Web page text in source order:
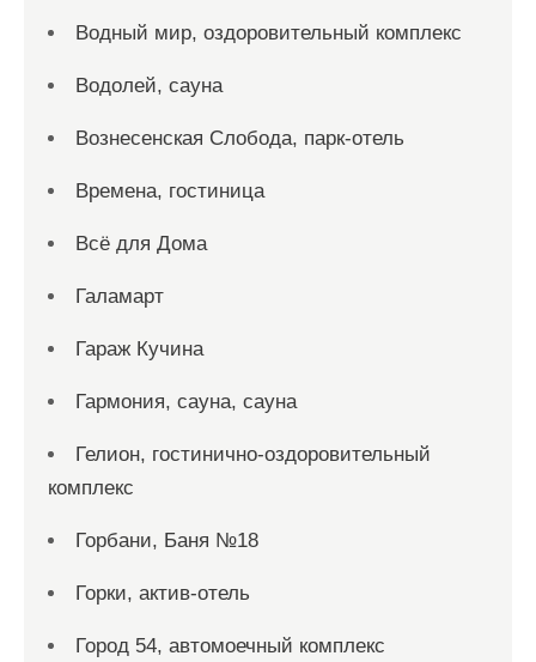
Водный мир, оздоровительный комплекс
Водолей, сауна
Вознесенская Слобода, парк-отель
Времена, гостиница
Всё для Дома
Галамарт
Гараж Кучина
Гармония, сауна, сауна
Гелион, гостинично-оздоровительный
комплекс
Горбани, Баня №18
Горки, актив-отель
Город 54, автомоечный комплекс